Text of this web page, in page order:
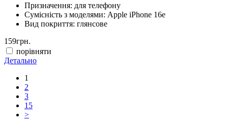
Призначення: для телефону
Сумісність з моделями: Apple iPhone 16e
Вид покриття: глянсове
159грн.
порівняти
Детально
1
2
3
15
>